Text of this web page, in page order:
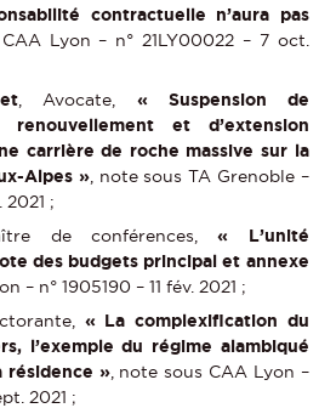
contractuelle n’aura pas
Lyon – n° 21LY00022 – 7 oct.
, Avocate, « Suspension de
renouvellement et d’extension
carrière de roche massive sur la
Alpes », note sous TA Grenoble –
2021 ;
de conférences,« L’unité
des budgets principal et annexe
– n° 1905190 – 11 fév. 2021 ;
« La complexification du
l’exemple du régime alambiqué
résidence », note sous CAA Lyon –
2021 ;